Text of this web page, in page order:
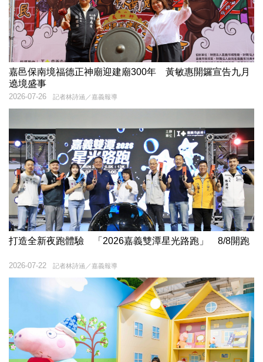
嘉邑保南境福德正神廟迎建廟300年 黃敏惠開鑼宣告九月
遶境盛事
記者林詩涵／嘉義報導
2026-07-26
打造全新夜跑體驗 「2026嘉義雙潭星光路跑」 8/8開跑
記者林詩涵／嘉義報導
2026-07-22